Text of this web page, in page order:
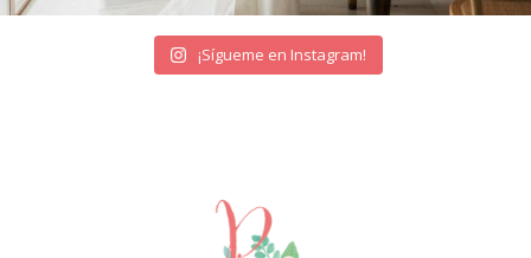
¡Sígueme en Instagram!